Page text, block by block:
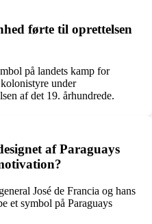
førte til oprettelsen
på landets kamp for
under
af det 19. århundrede.
af Paraguays
José de Francia og hans
et symbol på Paraguays